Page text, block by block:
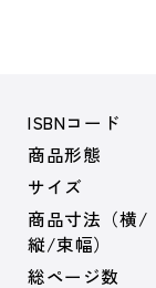
ISBNコード
商品形態
サイズ
商品寸法（横/
縦/束幅）
総ページ数